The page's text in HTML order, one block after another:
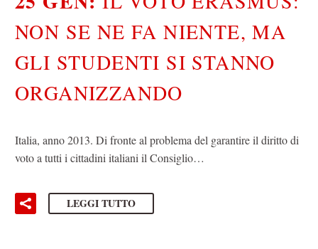
NON SE NE FA NIENTE, MA
GLI STUDENTI SI STANNO
ORGANIZZANDO
Italia, anno 2013. Di fronte al problema del garantire il diritto di
voto a tutti i cittadini italiani il Consiglio…
LEGGI TUTTO